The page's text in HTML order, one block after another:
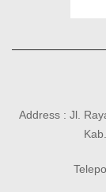
Address : Jl.